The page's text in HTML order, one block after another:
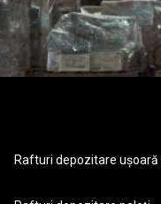
Rafturi depozitare ușoară